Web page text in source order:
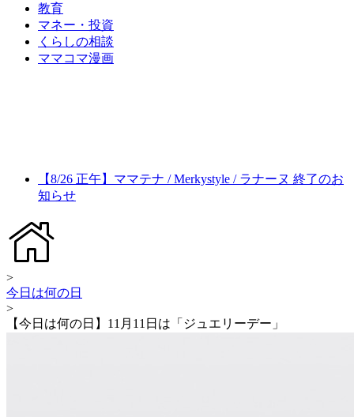
教育
マネー・投資
くらしの相談
ママコマ漫画
【8/26 正午】ママテナ / Merkystyle / ラナーヌ 終了のお
知らせ
>
今日は何の日
>
【今日は何の日】11月11日は「ジュエリーデー」